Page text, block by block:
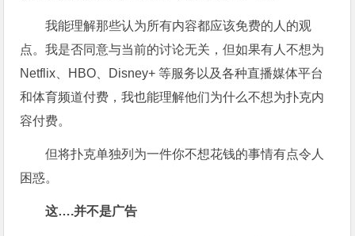
我能理解那些认为所有内容都应该免费的人的观
点。我是否同意与当前的讨论无关，但如果有人不想为
Netflix、HBO、Disney+ 等服务以及各种直播媒体平台
和体育频道付费，我也能理解他们为什么不想为扑克内
容付费。
但将扑克单独列为一件你不想花钱的事情有点令人
困惑。
这….并不是广告